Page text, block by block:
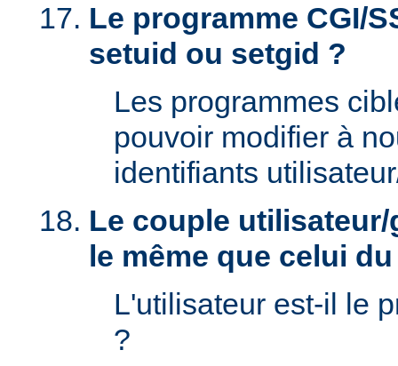
Le programme CGI/
setuid ou setgid ?
Les programmes
pouvoir modifier à
identifiants
Le couple
le même que celui
L'utilisateur est-il le
?